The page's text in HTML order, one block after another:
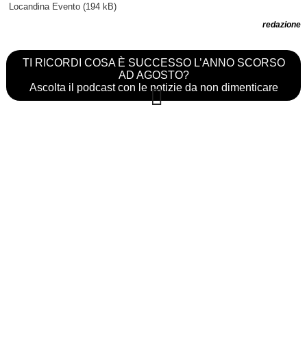
Locandina Evento(194 kB)
redazione
TI RICORDI COSA È SUCCESSO L’ANNO SCORSO
AD AGOSTO?
Ascolta il podcast con le notizie da non dimenticare